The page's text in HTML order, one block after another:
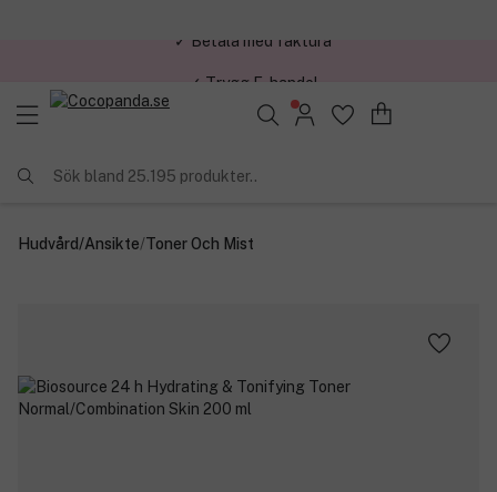
Sök bland 25.195 produkter..
Hudvård/Ansikte/Toner Och Mist